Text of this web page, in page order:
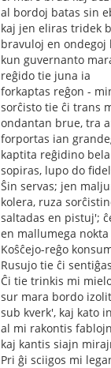
al bordoj batas sin
kaj jen eliras tridek
bravuloj en ondegoj
kun guvernanto
reĝido tie juna ia
forkaptas reĝon -
sorĉisto tie ĉi trans
ondantan brue, tra
forportas ian
kaptita reĝidino bela
sopiras, lupo do
Ŝin servas; jen
kolera, ruza
saltadas en pistuj';
en mallumega
Koŝĉejo-reĝo
Rusujo tie ĉi
Ĉi tie trinkis mi
sur mara bordo
sub kverk', kaj kato
al mi rakontis
kaj kantis siajn
Pri ĝi sciigos mi